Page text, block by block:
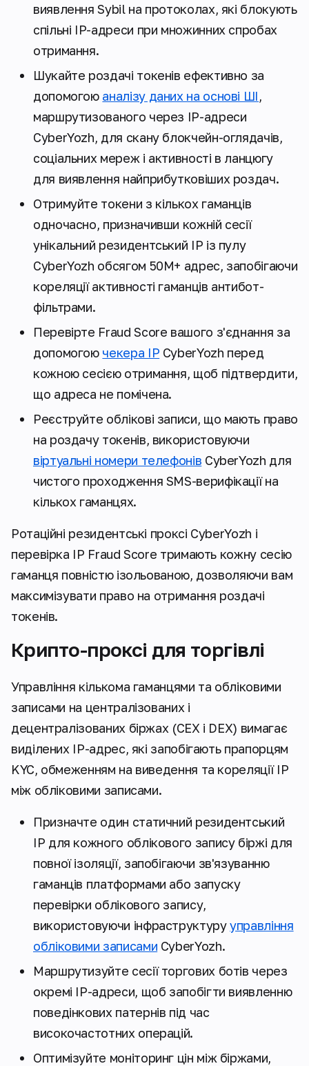
виявлення Sybil на протоколах, які блокують
спільні IP-адреси при множинних спробах
отримання.
Шукайте роздачі токенів ефективно за
допомогою аналізу даних на основі ШІ,
маршрутизованого через IP-адреси
CyberYozh, для скану блокчейн-оглядачів,
соціальних мереж і активності в ланцюгу
для виявлення найприбутковіших роздач.
Отримуйте токени з кількох гаманців
одночасно, призначивши кожній сесії
унікальний резидентський IP із пулу
CyberYozh обсягом 50М+ адрес, запобігаючи
кореляції активності гаманців антибот-
фільтрами.
Перевірте Fraud Score вашого з'єднання за
допомогою чекера IP CyberYozh перед
кожною сесією отримання, щоб підтвердити,
що адреса не помічена.
Реєструйте облікові записи, що мають право
на роздачу токенів, використовуючи
віртуальні номери телефонів CyberYozh для
чистого проходження SMS-верифікації на
кількох гаманцях.
Ротаційні резидентські проксі CyberYozh і
перевірка IP Fraud Score тримають кожну сесію
гаманця повністю ізольованою, дозволяючи вам
максимізувати право на отримання роздачі
токенів.
Крипто-проксі для торгівлі
Управління кількома гаманцями та обліковими
записами на централізованих і
децентралізованих біржах (CEX і DEX) вимагає
виділених IP-адрес, які запобігають прапорцям
KYC, обмеженням на виведення та кореляції IP
між обліковими записами.
Призначте один статичний резидентський
IP для кожного облікового запису біржі для
повної ізоляції, запобігаючи зв'язуванню
гаманців платформами або запуску
перевірки облікового запису,
використовуючи інфраструктурууправління
обліковими записами CyberYozh.
Маршрутизуйте сесії торгових ботів через
окремі IP-адреси, щоб запобігти виявленню
поведінкових патернів під час
високочастотних операцій.
Оптимізуйте моніторинг цін між біржами,